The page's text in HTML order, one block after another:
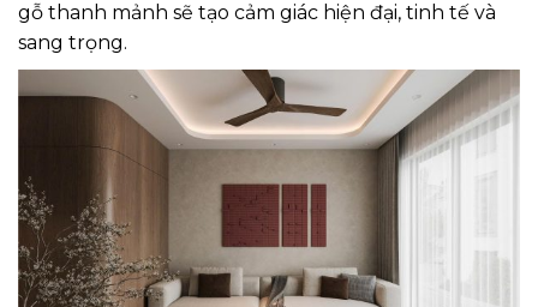
gỗ thanh mảnh sẽ tạo cảm giác hiện đại, tinh tế và
sang trọng.